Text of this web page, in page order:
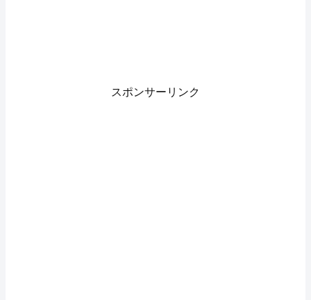
スポンサーリンク